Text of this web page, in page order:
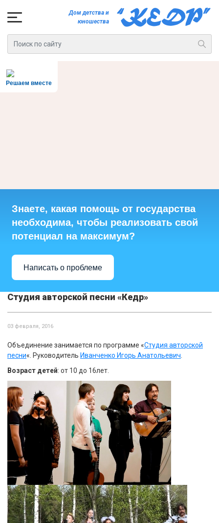
Дом детства и
юношества
Решаем вместе
Знаете, какая помощь от государства
необходима, чтобы реализовать свой
потенциал на максимум?
Написать о проблеме
Студия авторской песни «Кедр»
03 февраля, 2016
Объединение занимается по программе «Студия авторской
песни«. Руководитель Иванченко Игорь Анатольевич
Возраст детей: от 10 до 16лет.